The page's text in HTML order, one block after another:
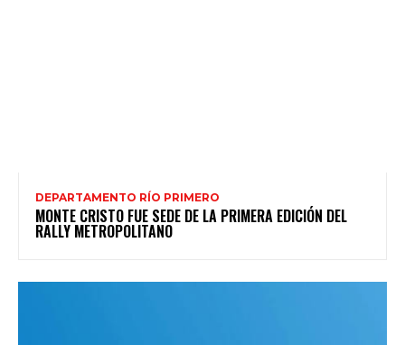
DEPARTAMENTO RÍO PRIMERO
MONTE CRISTO FUE SEDE DE LA PRIMERA EDICIÓN DEL
RALLY METROPOLITANO